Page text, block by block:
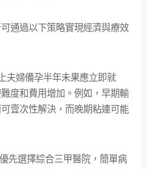
通過以下策略實現經濟與療效
夫婦備孕半年未果應立即就
度和費用增加。例如，早期輸
壹次性解決，而晚期粘連可能
先選擇綜合三甲醫院，簡單病